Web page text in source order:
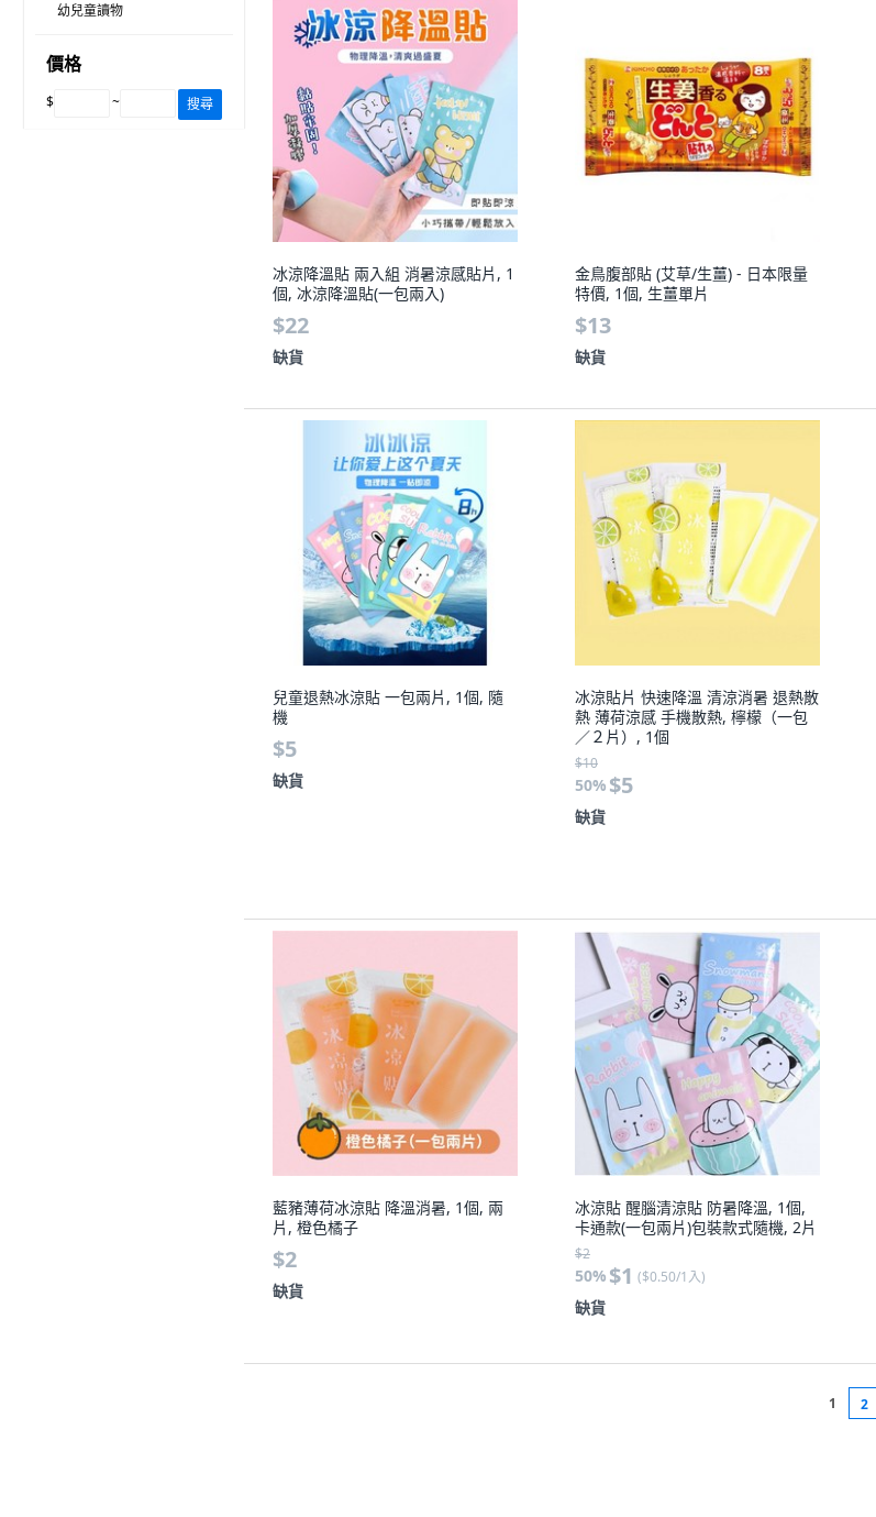
幼兒童讀物
價格
$ ~ 搜尋
冰涼降溫貼 兩入組 消暑涼感貼片, 1
個, 冰涼降溫貼(一包兩入)
$22
缺貨
金鳥腹部貼 (艾草/生薑) - 日本限量
特價, 1個, 生薑單片
$13
缺貨
兒童退熱冰涼貼 一包兩片, 1個, 隨
機
$5
缺貨
冰涼貼片 快速降溫 清涼消暑 退熱散
熱 薄荷涼感 手機散熱, 檸檬（一包
／２片）, 1個
$10
50% $5
缺貨
藍豬薄荷冰涼貼 降溫消暑, 1個, 兩
片, 橙色橘子
$2
缺貨
冰涼貼 醒腦清涼貼 防暑降溫, 1個,
卡通款(一包兩片)包裝款式隨機, 2片
$2
50% $1 ($0.50/1入)
缺貨
1 2